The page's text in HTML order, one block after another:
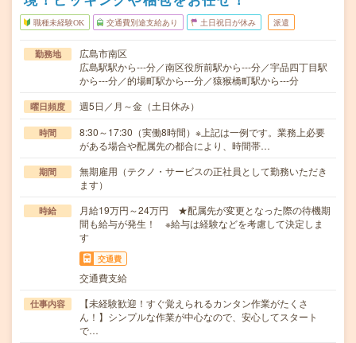
職種未経験OK 交通費別途支給あり 土日祝日が休み 派遣
勤務地
広島市南区
広島駅駅から---分／南区役所前駅から---分／宇品四丁目駅
から---分／的場町駅から---分／猿猴橋町駅から---分
曜日頻度 週5日／月～金（土日休み）
時間
8:30～17:30（実働8時間）※上記は一例です。業務上必要
がある場合や配属先の都合により、時間帯…
期間
無期雇用（テクノ・サービスの正社員として勤務いただき
ます）
時給
月給19万円～24万円 ★配属先が変更となった際の待機期
間も給与が発生！ ※給与は経験などを考慮して決定しま
す
交通費
交通費支給
仕事内容
【未経験歓迎！すぐ覚えられるカンタン作業がたくさ
ん！】シンプルな作業が中心なので、安心してスタート
で…